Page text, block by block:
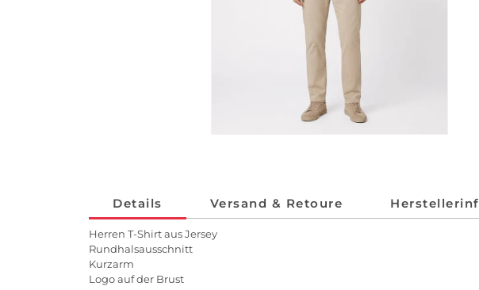
Details Versand & Retoure
Herren T-Shirt aus Jersey
Rundhalsausschnitt
Kurzarm
Logo auf der Brust